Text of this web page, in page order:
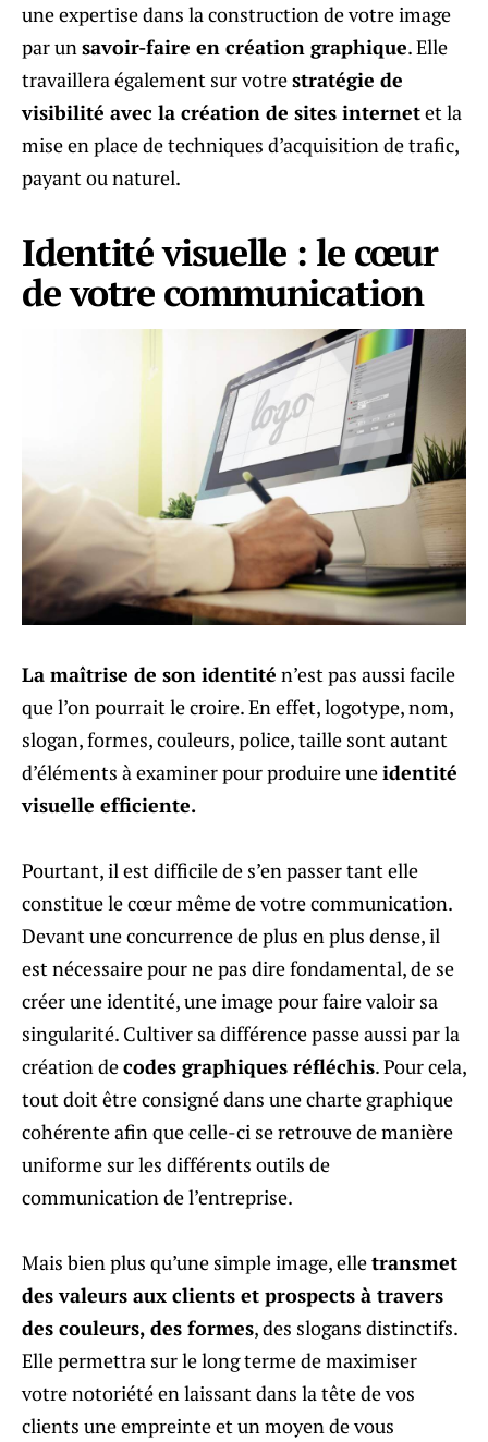
une expertise dans la construction de votre image
par unsavoir-faire en création graphique. Elle
travaillera également sur votrestratégie de
visibilité avec la création de sites internetet la
mise en place de techniques d’acquisition de trafic,
payant ou naturel.
Identité visuelle : le cœur
de votre communication
La maîtrise de son identité n’est pas aussi facile
que l’on pourrait le croire. En effet, logotype, nom,
slogan, formes, couleurs, police, taille sont autant
d’éléments à examiner pour produire uneidentité
visuelle efficiente.
Pourtant, il est difficile de s’en passer tant elle
constitue le cœur même de votre communication.
Devant une concurrence de plus en plus dense, il
est nécessaire pour ne pas dire fondamental, de se
créer une identité, une image pour faire valoir sa
singularité. Cultiver sa différence passe aussi par la
création decodes graphiques réfléchis. Pour cela,
tout doit être consigné dans une charte graphique
cohérente afin que celle-ci se retrouve de manière
uniforme sur les différents outils de
communication de l’entreprise.
Mais bien plus qu’une simple image, elletransmet
des valeurs aux clients et prospects à travers
des couleurs, des formes, des slogans distinctifs.
Elle permettra sur le long terme de maximiser
votre notoriété en laissant dans la tête de vos
clients une empreinte et un moyen de vous